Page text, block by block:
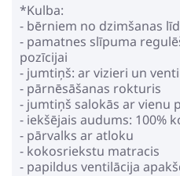
*Kulba:
- bērniem no dzimšanas
- pamatnes slīpuma
pozīcijai
- jumtiņš: ar vizieri un
- pārnēsāšanas rokturis
- jumtiņš salokās ar vienu
- iekšējais audums: 100%
- pārvalks ar atloku
- kokosriekstu matracis
- papildus ventilācija